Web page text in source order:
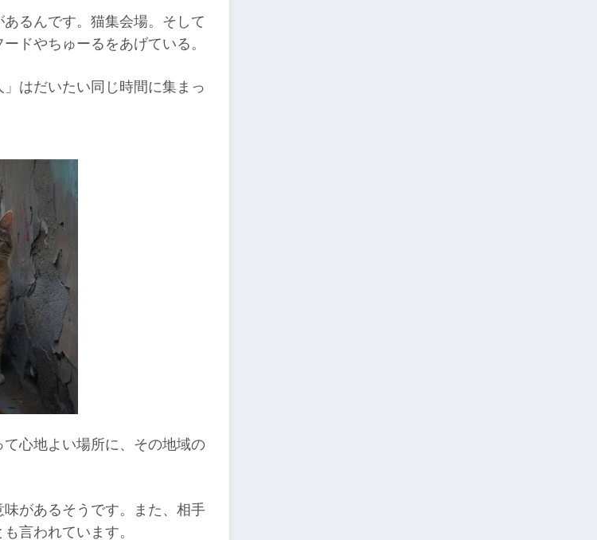
るんです。猫集会場。そして
ドやちゅーるをあげている。
はだいたい同じ時間に集まっ
心地よい場所に、その地域の
があるそうです。また、相手
言われています。